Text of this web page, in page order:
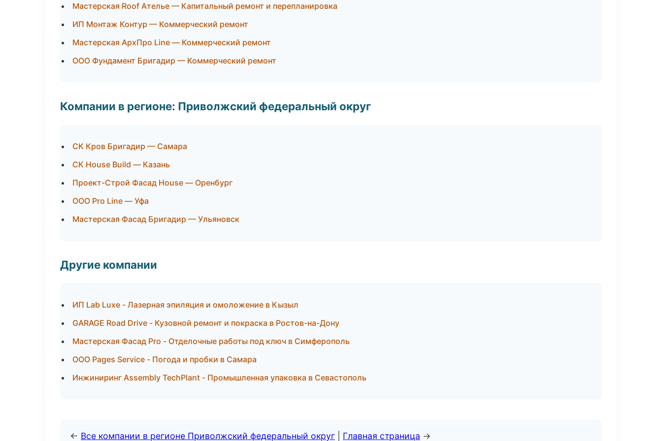
Мастерская Roof Ателье — Капитальный ремонт и перепланировка
ИП Монтаж Контур — Коммерческий ремонт
Мастерская АрхПро Line — Коммерческий ремонт
ООО Фундамент Бригадир — Коммерческий ремонт
Компании в регионе: Приволжский федеральный округ
СК Кров Бригадир — Самара
СК House Build — Казань
Проект-Строй Фасад House — Оренбург
ООО Pro Line — Уфа
Мастерская Фасад Бригадир — Ульяновск
Другие компании
ИП Lab Luxe - Лазерная эпиляция и омоложение в Кызыл
GARAGE Road Drive - Кузовной ремонт и покраска в Ростов-на-Дону
Мастерская Фасад Pro - Отделочные работы под ключ в Симферополь
ООО Pages Service - Погода и пробки в Самара
Инжиниринг Assembly TechPlant - Промышленная упаковка в Севастополь
← Все компании в регионе Приволжский федеральный округ Главная страница →